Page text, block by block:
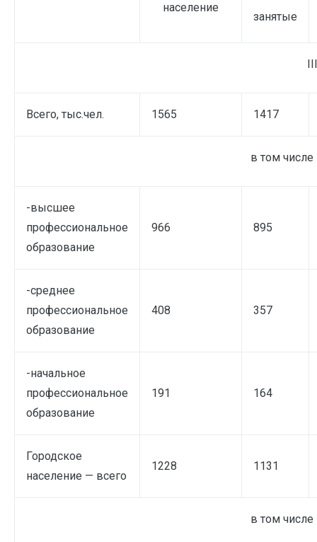
население
занятые
Всего, тыс.чел. 1565 1417
в том
-высшее
профессиональное
образование
966 895
-среднее
профессиональное
образование
408 357
-начальное
профессиональное
образование
191 164
Городское
население — всего
1228 1131
в том